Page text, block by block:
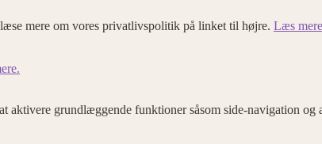
mere om vores privatlivspolitik på linket til højre. Læs
aktivere grundlæggende funktioner såsom side-navigation